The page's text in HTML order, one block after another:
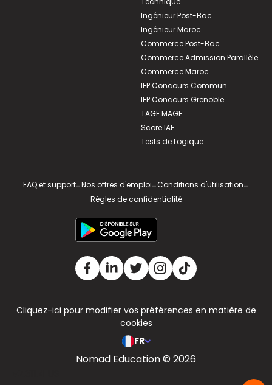
Ingénieur Post-Bac
Ingénieur Maroc
Commerce Post-Bac
Commerce Admission Parallèle
Commerce Maroc
IEP Concours Commun
IEP Concours Grenoble
TAGE MAGE
Score IAE
Tests de Logique
FAQ et support-Nos offres d'emploi-Conditions d'utilisation-
Règles de confidentialité
Cliquez-ici pour modifier vos préférences en matière de
cookies
FR
Nomad Education © 2026